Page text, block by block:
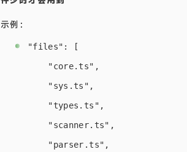
示例：
"files": [
    "core.ts",
    "sys.ts",
    "types.ts",
    "scanner.ts",
    "parser.ts",